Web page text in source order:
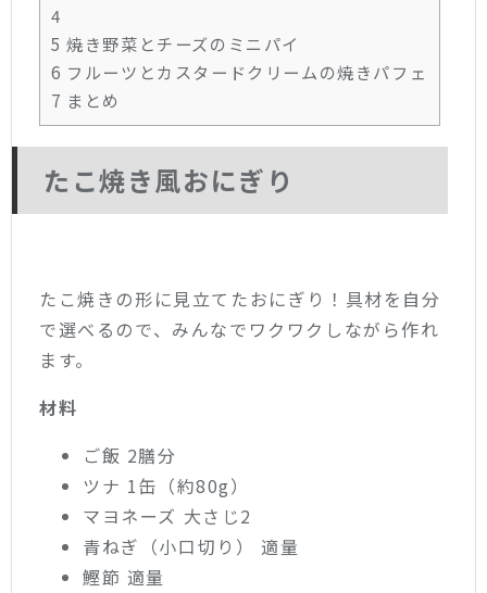
4
5 焼き野菜とチーズのミニパイ
6 フルーツとカスタードクリームの焼きパフェ
7 まとめ
たこ焼き風おにぎり
たこ焼きの形に見立てたおにぎり！具材を自分
で選べるので、みんなでワクワクしながら作れ
ます。
材料
ご飯 2膳分
ツナ 1缶（約80g）
マヨネーズ 大さじ2
青ねぎ（小口切り） 適量
鰹節 適量